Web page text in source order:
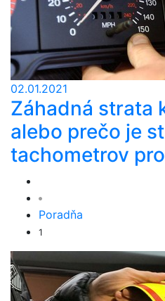
02.01.2021
Záhadná strata
alebo prečo je
tachometrov
Poradňa
1